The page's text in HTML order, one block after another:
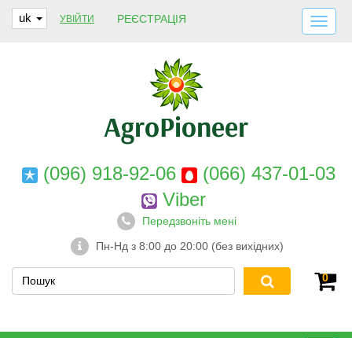
uk УВІЙТИ РЕЄСТРАЦІЯ
ДОСТАВКА І ОПЛАТА
ПРО НАС
ГАРАНТІЇ
КОНТАКТИ
(096) 918-92-06
(066) 437-01-03
Viber
Передзвоніть мені
Пн-Нд з 8:00 до 20:00 (без вихідних)
0